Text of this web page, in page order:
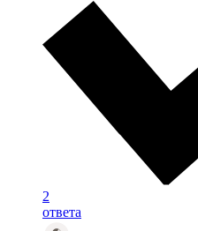
2
ответа